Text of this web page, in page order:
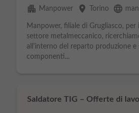
apartment Manpower place Torino language
Manpower, filiale di Grugliasco,
settore metalmeccanico,
all'interno del reparto produzione
componenti...
Saldatore TIG – Offerte di